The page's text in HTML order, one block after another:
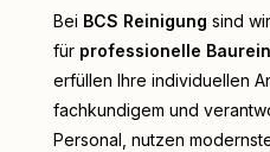
Bei BCS Reinigung sind
für professionelle
erfüllen Ihre individuellen
fachkundigem und
Personal, nutzen